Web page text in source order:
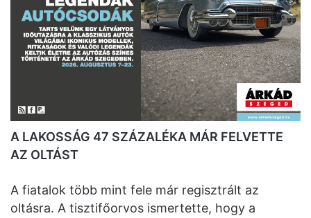
A LAKOSSÁG 47 SZÁZALÉKA MÁR FELVETTE
AZ OLTÁST
A fiatalok több mint fele már regisztrált az
oltásra. A tisztifőorvos ismertette, hogy a